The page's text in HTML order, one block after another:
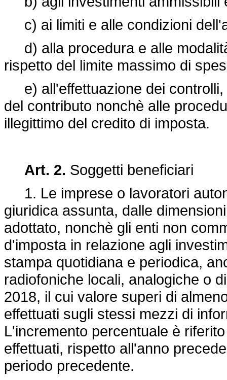
c) ai limiti e alle condizioni
d) alla procedura e alle
rispetto del limite massimo di
e) all'effettuazione dei controlli,
del contributo nonchè alle
illegittimo del credito di imposta.
Art. 2. Soggetti beneficiari
1. Le imprese o lavoratori
giuridica assunta, dalle
adottato, nonchè gli enti non
d'imposta in relazione agli
stampa quotidiana e periodica,
radiofoniche locali, analogiche o
2018, il cui valore superi di
effettuati sugli stessi mezzi di
L'incremento percentuale è
effettuati, rispetto all'anno
periodo precedente.